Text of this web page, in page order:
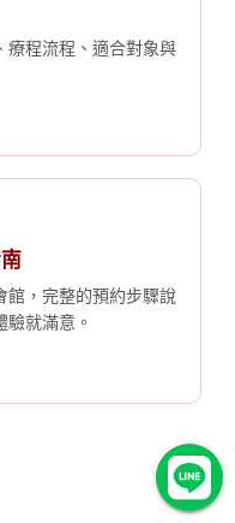
療程流程、適合對象與
館，完整的預約步驟說
就滿意。